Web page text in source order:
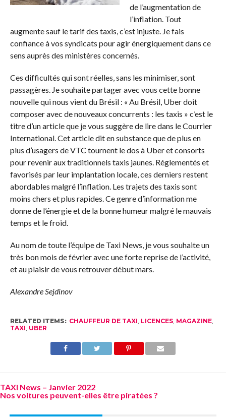
de l’augmentation de
l’inflation. Tout
augmente sauf le tarif des taxis, c’est injuste. Je fais
confiance à vos syndicats pour agir énergiquement dans ce
sens auprès des ministères concernés.
Ces difficultés qui sont réelles, sans les minimiser, sont
passagères. Je souhaite partager avec vous cette bonne
nouvelle qui nous vient du Brésil : « Au Brésil, Uber doit
composer avec de nouveaux concurrents : les taxis » c’est le
titre d’un article que je vous suggère de lire dans le Courrier
International. Cet article dit en substance que de plus en
plus d’usagers de VTC tournent le dos à Uber et consorts
pour revenir aux traditionnels taxis jaunes. Réglementés et
favorisés par leur implantation locale, ces derniers restent
abordables malgré l’inflation. Les trajets des taxis sont
moins chers et plus rapides. Ce genre d’information me
donne de l’énergie et de la bonne humeur malgré le mauvais
temps et le froid.
Au nom de toute l’équipe de Taxi News, je vous souhaite un
très bon mois de février avec une forte reprise de l’activité,
et au plaisir de vous retrouver début mars.
Alexandre Sejdinov
RELATED ITEMS: CHAUFFEUR DE TAXI LICENCES, MAGAZINE,
TAXI UBER
TAXI News – Janvier 2022
Nos voitures peuvent-elles être piratées ?